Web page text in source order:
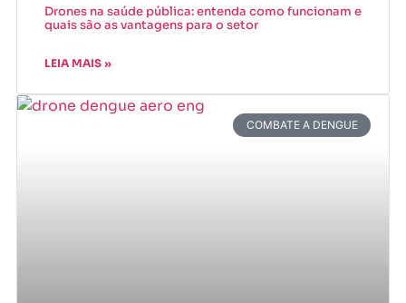
Drones na saúde pública: entenda como funcionam e
quais são as vantagens para o setor
LEIA MAIS »
COMBATE A DENGUE